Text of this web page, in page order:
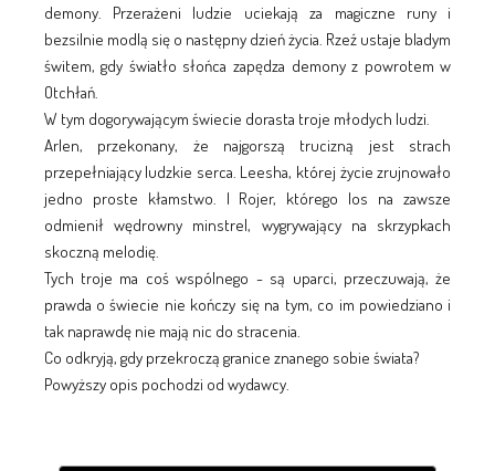
demony. Przerażeni ludzie uciekają za magiczne runy i
bezsilnie modlą się o następny dzień życia. Rzeź ustaje bladym
świtem, gdy światło słońca zapędza demony z powrotem w
Otchłań.
W tym dogorywającym świecie dorasta troje młodych ludzi.
Arlen, przekonany, że najgorszą trucizną jest strach
przepełniający ludzkie serca. Leesha, której życie zrujnowało
jedno proste kłamstwo. I Rojer, którego los na zawsze
odmienił wędrowny minstrel, wygrywający na skrzypkach
skoczną melodię.
Tych troje ma coś wspólnego - są uparci, przeczuwają, że
prawda o świecie nie kończy się na tym, co im powiedziano i
tak naprawdę nie mają nic do stracenia.
Co odkryją, gdy przekroczą granice znanego sobie świata?
Powyższy opis pochodzi od wydawcy.